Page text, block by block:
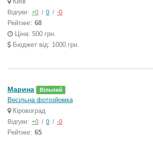
Відгуки: +0 / 0 / -0
Рейтинг: 68
Ціна: 500 грн.
Бюджет від: 1000 грн.
Марина Вільний
Весільна фотозйомка
Кіровоград
Відгуки: +0 / 0 / -0
Рейтинг: 65